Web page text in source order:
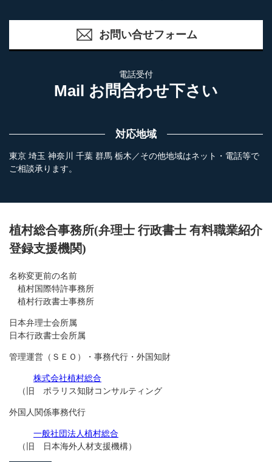
お問い合せフォーム
電話受付
Mail お問合わせ下さい
対応地域
東京 埼玉 神奈川 千葉 群馬 栃木／その他地域はネット・電話等で
ご相談承ります。
植村総合事務所(弁理士 行政書士 有料職業紹介
登録支援機関)
名称変更前の名前
植村国際特許事務所
植村行政書士事務所
日本弁理士会所属
日本行政書士会所属
管理運営（ＳＥＯ）・事務代行・外国知財
株式会社植村総合
（旧 ポラリス知財コンサルティング
外国人関係事務代行
一般社団法人植村総合
（旧 日本海外人材支援機構）